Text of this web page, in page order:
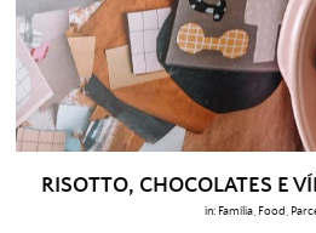
RISOTTO, CHOCOLATES E
in: Família Food